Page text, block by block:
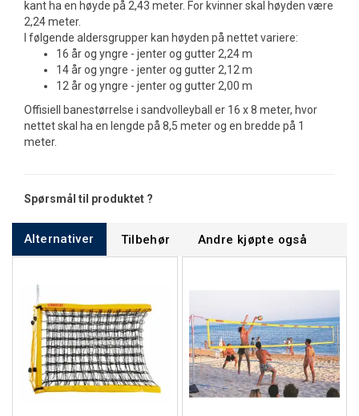
kant ha en høyde på 2,43 meter. For kvinner skal høyden være
2,24 meter.
I følgende aldersgrupper kan høyden på nettet variere:
16 år og yngre - jenter og gutter 2,24 m
14 år og yngre - jenter og gutter 2,12 m
12 år og yngre - jenter og gutter 2,00 m
Offisiell banestørrelse i sandvolleyball er 16 x 8 meter, hvor
nettet skal ha en lengde på 8,5 meter og en bredde på 1
meter.
Spørsmål til produktet ?
Alternativer Tilbehør Andre kjøpte også